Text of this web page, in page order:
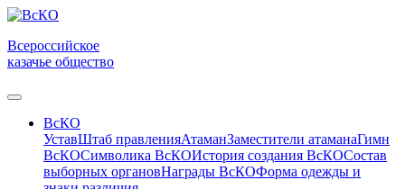
Всероссийское
казачье общество
ВсКО
УставШтаб правленияАтаманЗаместители атаманаГимн
ВсКОСимволика ВсКОИстория создания ВсКОСостав
выборных органовНаграды ВсКОФорма одежды и